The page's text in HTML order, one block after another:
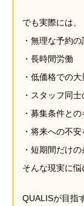
でも実際には、
・無理な予約
・長時間労働
・低価格での
・スタッフ同
・募集条件と
・将来への不
・短期間だけ
そんな現実に悩
QUALISが目指